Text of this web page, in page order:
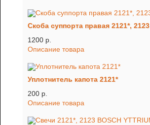
Скоба суппорта правая 2121*, 2123
1200 p.
Описание товара
Уплотнитель капота 2121*
200 p.
Описание товара